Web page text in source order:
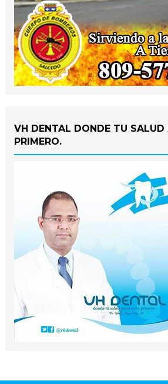
VH DENTAL DONDE TU SALUD
PRIMERO.